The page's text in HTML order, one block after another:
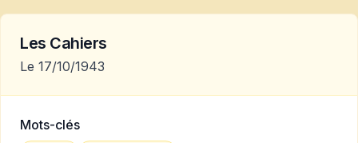
Les Cahiers
Le 17/10/1943
Mots-clés